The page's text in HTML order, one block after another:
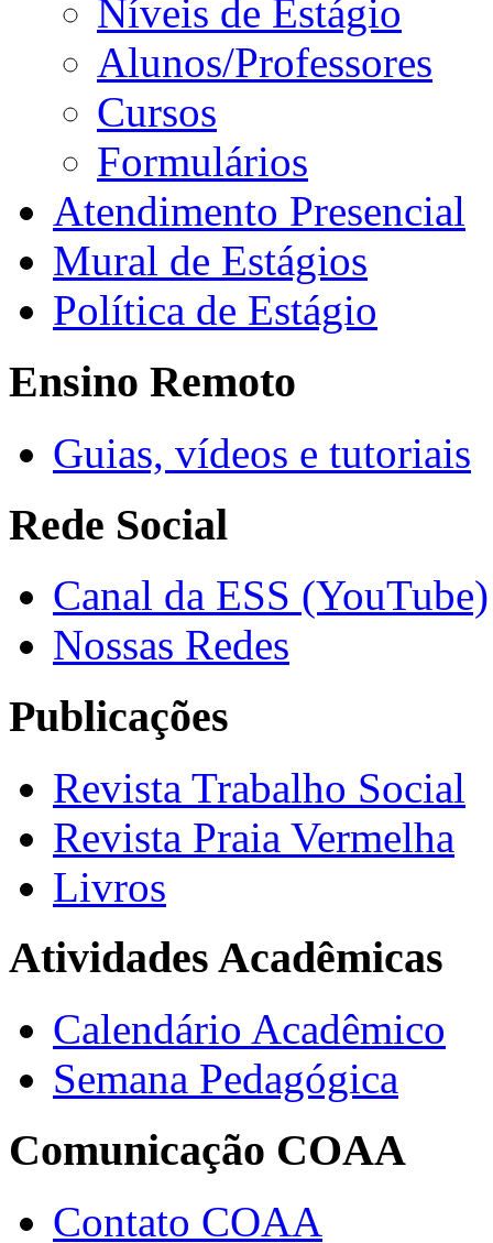
Níveis de Estágio
Alunos/Professores
Cursos
Formulários
Atendimento Presencial
Mural de Estágios
Política de Estágio
Ensino Remoto
Guias, vídeos e tutoriais
Rede Social
Canal da ESS (YouTube)
Nossas Redes
Publicações
Revista Trabalho Social
Revista Praia Vermelha
Livros
Atividades Acadêmicas
Calendário Acadêmico
Semana Pedagógica
Comunicação COAA
Contato COAA